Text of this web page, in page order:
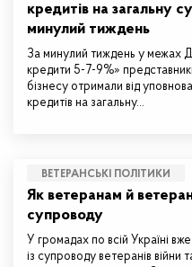
кредитів на загальну
минулий тиждень
За минулий тиждень у межах
кредити 5-7-9%»
бізнесу отримали від
кредитів на загальну…
ВЕТЕРАНСЬКІ ПОЛІТИКИ
Як ветеранам й
супроводу
У громадах по всій Україні
із супроводу ветеранів війни